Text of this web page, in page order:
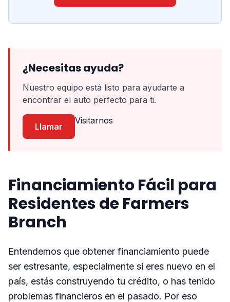
¿Necesitas ayuda?
Nuestro equipo está listo para ayudarte a
encontrar el auto perfecto para ti.
Llamar
Visitarnos
Financiamiento Fácil para
Residentes de Farmers
Branch
Entendemos que obtener financiamiento puede
ser estresante, especialmente si eres nuevo en el
país, estás construyendo tu crédito, o has tenido
problemas financieros en el pasado. Por eso